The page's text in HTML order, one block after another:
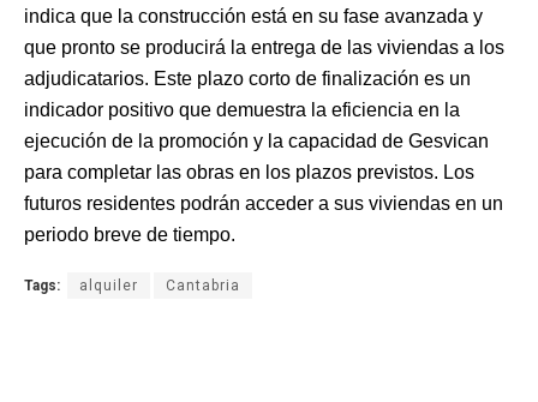
indica que la construcción está en su fase avanzada y
que pronto se producirá la entrega de las viviendas a los
adjudicatarios. Este plazo corto de finalización es un
indicador positivo que demuestra la eficiencia en la
ejecución de la promoción y la capacidad de Gesvican
para completar las obras en los plazos previstos. Los
futuros residentes podrán acceder a sus viviendas en un
periodo breve de tiempo.
Tags: alquiler Cantabria